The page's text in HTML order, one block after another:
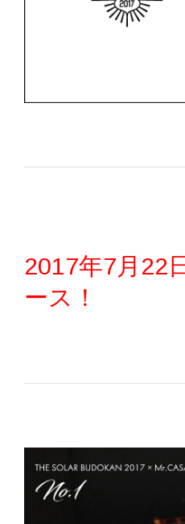
2017年7月22
ース！